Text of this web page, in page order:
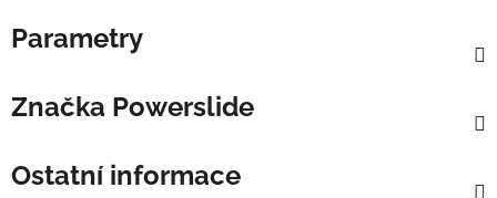
Parametry
Značka Powerslide
Ostatní informace